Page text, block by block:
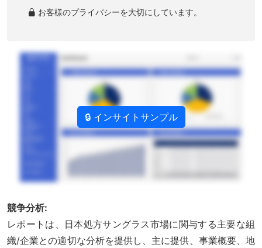
お客様のプライバシーを大切にしています。
🔒 インサイトサンプル
競争分析:
レポートは、日本処方サングラス市場に関与する主要な組
織/企業との適切な分析を提供し、主に提供、事業概要、地